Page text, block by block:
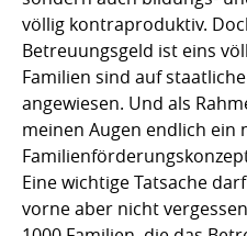
völlig kontraproduktiv.
Betreuungsgeld ist eins
Familien sind auf
angewiesen. Und als
meinen Augen endlich ein
Eine wichtige Tatsache
vorne aber nicht